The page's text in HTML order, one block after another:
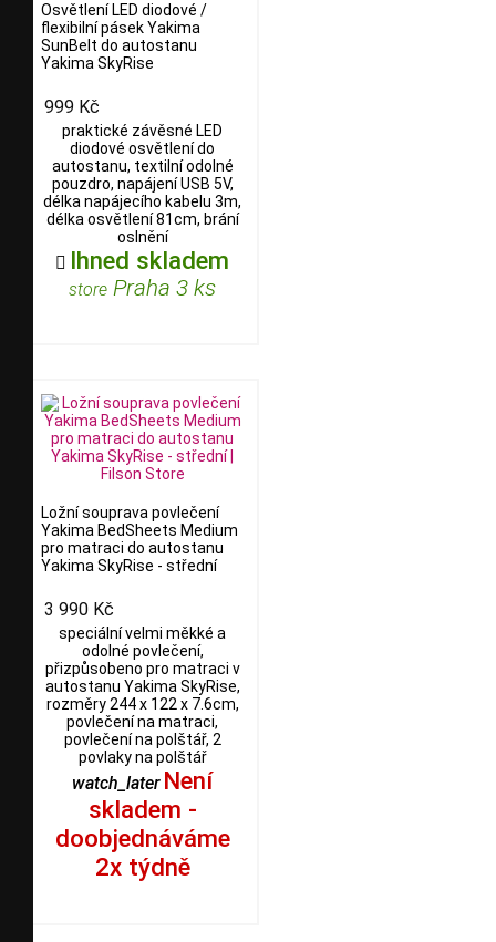
Osvětlení LED diodové /
flexibilní pásek Yakima
SunBelt do autostanu
Yakima SkyRise
999 Kč
praktické závěsné LED
diodové osvětlení do
autostanu, textilní odolné
pouzdro, napájení USB 5V,
délka napájecího kabelu 3m,
délka osvětlení 81cm, brání
oslnění
 Ihned skladem
store Praha 3 ks
Ložní souprava povlečení
Yakima BedSheets Medium
pro matraci do autostanu
Yakima SkyRise - střední
3 990 Kč
speciální velmi měkké a
odolné povlečení,
přizpůsobeno pro matraci v
autostanu Yakima SkyRise,
rozměry 244 x 122 x 7.6cm,
povlečení na matraci,
povlečení na polštář, 2
povlaky na polštář
watch_later Není
skladem -
doobjednáváme
2x týdně